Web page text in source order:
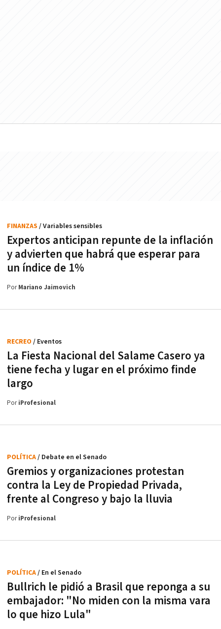
Expertos anticipan repunte de la inflación
y advierten que habrá que esperar para
un índice de 1%
FINANZAS / Variables sensibles
PorMariano Jaimovich
La Fiesta Nacional del Salame Casero ya
tiene fecha y lugar en el próximo finde
largo
RECREO / Eventos
PoriProfesional
Gremios y organizaciones protestan
contra la Ley de Propiedad Privada,
frente al Congreso y bajo la lluvia
POLÍTICA/ Debate en el Senado
PoriProfesional
Bullrich le pidió a Brasil que reponga a su
embajador: "No miden con la misma vara
lo que hizo Lula"
POLÍTICA/ En el Senado